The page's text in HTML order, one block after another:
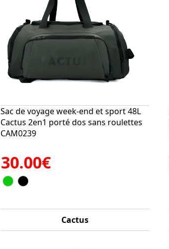
Sac de voyage week-end et sport 48L
Cactus 2en1 porté dos sans roulettes
CAM0239
30.00€
Cactus